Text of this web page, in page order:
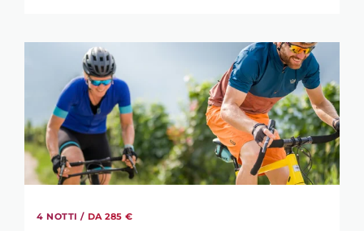
RAFFINA LA
RICERCA?
PAROLA CHIAVE
4 NOTTI / DA 285 €